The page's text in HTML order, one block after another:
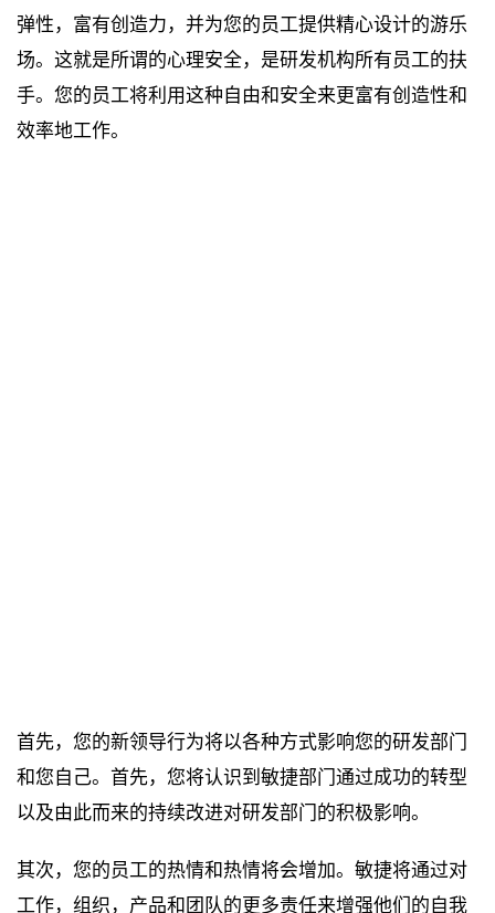
弹性，富有创造力，并为您的员工提供精心设计的游乐
场。这就是所谓的心理安全，是研发机构所有员工的扶
手。您的员工将利用这种自由和安全来更富有创造性和
效率地工作。
首先，您的新领导行为将以各种方式影响您的研发部门
和您自己。首先，您将认识到敏捷部门通过成功的转型
以及由此而来的持续改进对研发部门的积极影响。
其次，您的员工的热情和热情将会增加。敏捷将通过对
工作，组织，产品和团队的更多责任来增强他们的自我